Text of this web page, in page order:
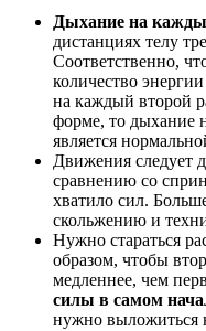
Дыхание на
дистанциях телу
Соответственно,
количество
на каждый второй
форме, то дыхание
является
Движения следует
сравнению со
хватило сил.
скольжению и
Нужно стараться
образом, чтобы
медленнее, чем
силы в самом
нужно выложиться